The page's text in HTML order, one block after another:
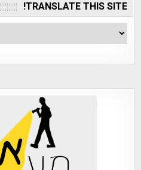
TRANSLATE THIS SITE!